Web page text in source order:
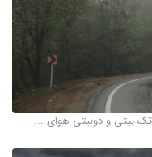
تک بیتی و دوبیتی هوای ...